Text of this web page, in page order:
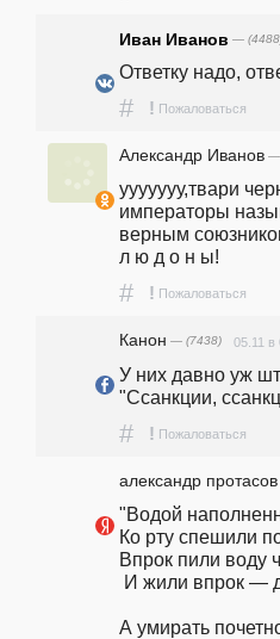
Иван Иванов —
Ответку надо,
# ! Пожаловаться
Александр Иванов —
ууууууу,твари
императоры
верным
л ю д о н ы!
# ! Пожаловаться
Канон — (7438) 05.11 в
У них давно уж
"Ссанкции,
# ! Пожаловаться
александр протасов
"Водой
Ко рту спешили
Впрок пили воду
А умирать